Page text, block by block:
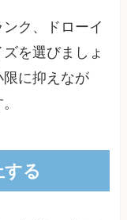
ク、ドローイ
を選びましょ
限に抑えなが
る